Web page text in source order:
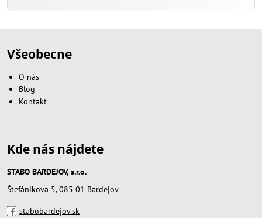
Všeobecne
O nás
Blog
Kontakt
Kde nás nájdete
STABO BARDEJOV, s.r.o.
Štefánikova 5, 085 01 Bardejov
stabobardejov.sk